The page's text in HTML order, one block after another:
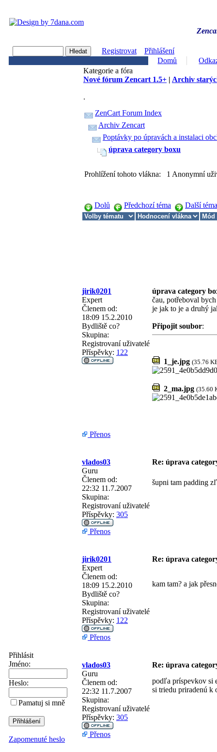
Registrovat
Přihlášení
Domů
Přihlásit
Jméno:
Heslo:
Pamatuj si mně
Zapomenuté heslo
Kategorie a fóra
Nové fórum Zencart 1.5+ | Archiv
.
ZenCart Forum Index
Archiv Zencart
Poptávky po úpravách a instalaci
úprava category boxu
Prohlížení tohoto vlákna: 1 Anonymní
Dolů Předchozí téma Další téma
jirik0201
úprava category
Expert
Členem od:
18:09 15.2.2010
Bydliště co?
Skupina:
Registrovaní uživatelé
Příspěvky: 122
čau, potřeboval
je jak to je a druhý
Připojit soubor:
1_je.jpg (35.76
2_ma.jpg (35.60
Přenos
vlados03
Re: úprava
Guru
Členem od:
22:32 11.7.2007
Skupina:
Registrovaní uživatelé
Příspěvky: 305
šupni tam padding
Přenos
jirik0201
Re: úprava
Expert
Členem od:
18:09 15.2.2010
Bydliště co?
Skupina:
Registrovaní uživatelé
Příspěvky: 122
kam tam? a jak
Přenos
vlados03
Re: úprava
Guru
Členem od:
22:32 11.7.2007
Skupina:
Registrovaní uživatelé
Příspěvky: 305
podľa príspevkov si
si triedu priradenú k
Přenos